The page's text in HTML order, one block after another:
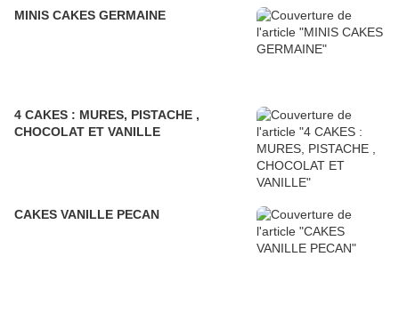
MINIS CAKES GERMAINE
4 CAKES : MURES, PISTACHE ,
CHOCOLAT ET VANILLE
CAKES VANILLE PECAN